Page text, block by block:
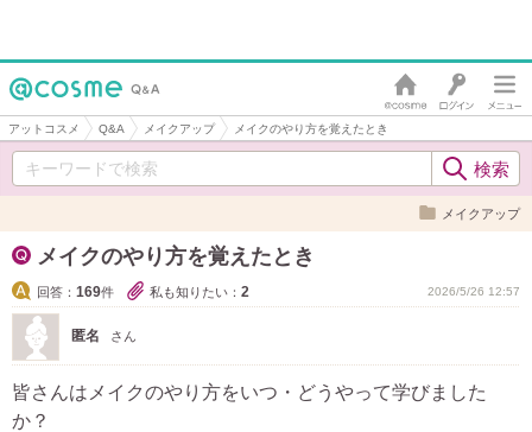
アットコスメ Q&A メイクアップ メイクのやり方を覚えたとき
メイクアップ
メイクのやり方を覚えたとき
回答： 169件 私も知りたい： 2 2026/5/26 12:57
匿名 さん
皆さんはメイクのやり方をいつ・どうやって学びました
か？